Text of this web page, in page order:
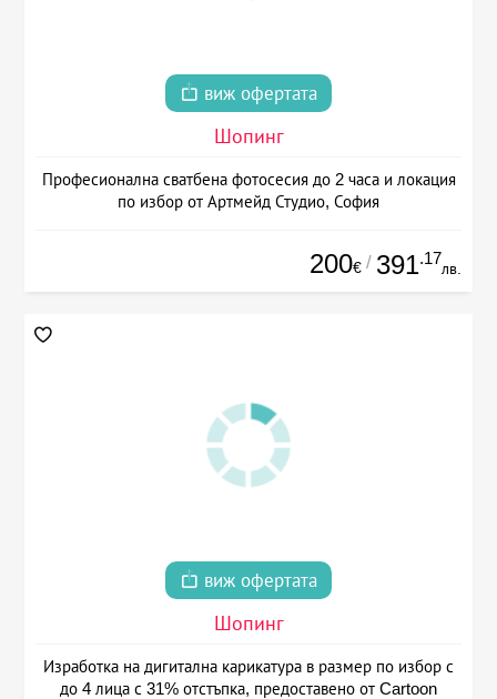
виж офертата
Шопинг
Професионална сватбена фотосесия до 2 часа и локация
по избор от Артмейд Студио, София
200€ / 391.17
лв.
виж офертата
Шопинг
Изработка на дигитална карикатура в размер по избор с
до 4 лица с 31% отстъпка, предоставено от Cartoon